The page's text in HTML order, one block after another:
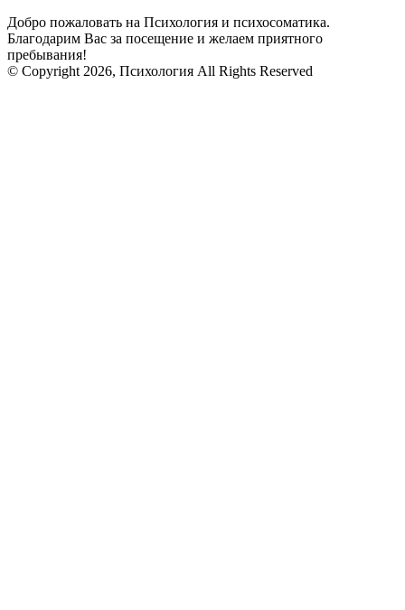
Добро пожаловать на Психология и психосоматика.
Благодарим Вас за посещение и желаем приятного
пребывания!
© Copyright 2026, Психология All Rights Reserved